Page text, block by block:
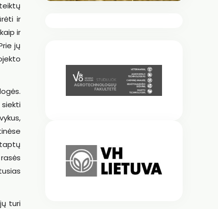
ir
ir
jų
turi